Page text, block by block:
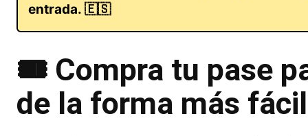
entrada. 🇪🇸
🎟️ Compra tu pase
de la forma más fácil